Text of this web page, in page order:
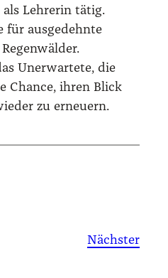
Lehrerin tätig.
für ausgedehnte
Unerwartete, die
Chance, ihren Blick
zu erneuern.
Nächster